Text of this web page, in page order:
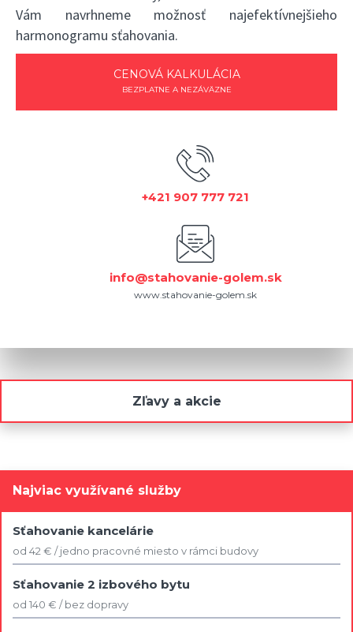
Vám navrhneme možnosť najefektívnejšieho
harmonogramu sťahovania.
CENOVÁ KALKULÁCIA
BEZPLATNE A NEZÁVÄZNE
+421 907 777 721
info@stahovanie-golem.sk
www.stahovanie-golem.sk
Zľavy a akcie
Najviac využívané služby
Sťahovanie kancelárie
od 42 € / jedno pracovné miesto v rámci budovy
Sťahovanie 2 izbového bytu
od 140 € / bez dopravy